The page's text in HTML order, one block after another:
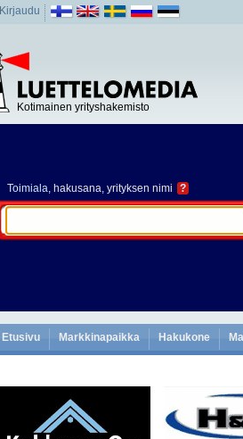
Kirjaudu
Kotimainen yrityshakemisto
Toimiala, hakusana, yrityksen nimi ?
Etusivu Markkinapaikka Hakukone